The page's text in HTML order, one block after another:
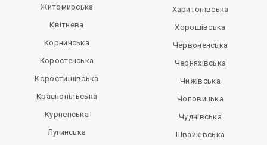
Житомирська
Квітнева
Корнинська
Коростенська
Коростишівська
Краснопільська
Курненська
Лугинська
Харитонівська
Хорошівська
Червоненська
Черняхівська
Чижівська
Чоповицька
Чуднівська
Швайківська